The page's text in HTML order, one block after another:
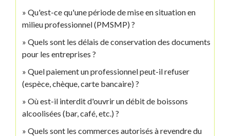
Qu'est-ce qu'une période de mise en situation en
milieu professionnel (PMSMP) ?
Quels sont les délais de conservation des documents
pour les entreprises ?
Quel paiement un professionnel peut-il refuser
(espèce, chèque, carte bancaire) ?
Où est-il interdit d'ouvrir un débit de boissons
alcoolisées (bar, café, etc.) ?
Quels sont les commerces autorisés à revendre du